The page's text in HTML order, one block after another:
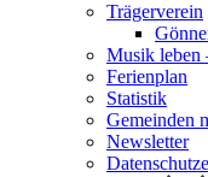
Trägerverein
Musik leben
Ferienplan
Statistik
Gemeinden
Newsletter